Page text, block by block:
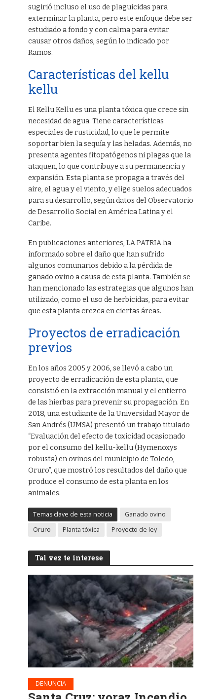
sugirió incluso el uso de plaguicidas para
exterminar la planta, pero este enfoque debe ser
estudiado a fondo y con calma para evitar
causar otros daños, según lo indicado por
Ramos.
Características del kellu
kellu
El Kellu Kellu es una planta tóxica que crece sin
necesidad de agua. Tiene características
especiales de rusticidad, lo que le permite
soportar bien la sequía y las heladas. Además, no
presenta agentes fitopatógenos ni plagas que la
ataquen, lo que contribuye a su permanencia y
expansión. Esta planta se propaga a través del
aire, el agua y el viento, y elige suelos adecuados
para su desarrollo, según datos del Observatorio
de Desarrollo Social en América Latina y el
Caribe.
En publicaciones anteriores, LA PATRIA ha
informado sobre el daño que han sufrido
algunos comunarios debido a la pérdida de
ganado ovino a causa de esta planta. También se
han mencionado las estrategias que algunos han
utilizado, como el uso de herbicidas, para evitar
que esta planta crezca en ciertas áreas.
Proyectos de erradicación
previos
En los años 2005 y 2006, se llevó a cabo un
proyecto de erradicación de esta planta, que
consistió en la extracción manual y el entierro
de las hierbas para prevenir su propagación. En
2018, una estudiante de la Universidad Mayor de
San Andrés (UMSA) presentó un trabajo titulado
“Evaluación del efecto de toxicidad ocasionado
por el consumo del kellu-kellu (Hymenoxys
robusta) en ovinos del municipio de Toledo,
Oruro”, que mostró los resultados del daño que
produce el consumo de esta planta en los
animales.
Temas clave de esta noticia
Ganado ovino
Oruro
Planta tóxica Proyecto de ley
Tal vez te interese
DENUNCIA